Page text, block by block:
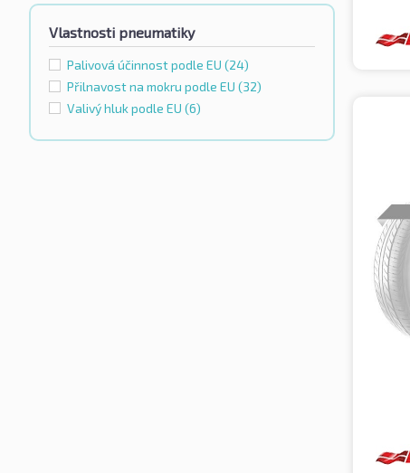
Vlastnosti pneumatiky
Palivová účinnost podle EU (24)
Přilnavost na mokru podle EU (32)
Valivý hluk podle EU (6)